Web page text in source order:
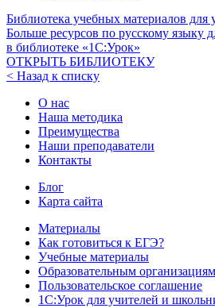
Библиотека учебных материалов для
Больше ресурсов по русскому языку
в библиотеке «1С:Урок»
ОТКРЫТЬ БИБЛИОТЕКУ
< Назад к списку
О нас
Наша методика
Преимущества
Наши преподаватели
Контакты
Блог
Карта сайта
Материалы
Как готовиться к ЕГЭ?
Учебные материалы
Образовательным организациям
Пользовательское соглашение
1С:Урок для учителей и